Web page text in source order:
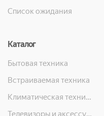
Список ожидания
Каталог
Бытовая техника
Встраиваемая техника
Климатическая техника
Телевизоры и аксессуары